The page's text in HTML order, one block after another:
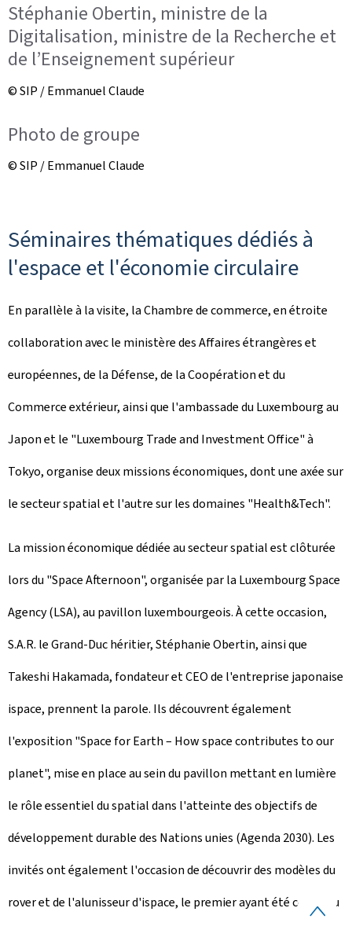
Stéphanie Obertin, ministre de la
Digitalisation, ministre de la Recherche et
de l’Enseignement supérieur
© SIP / Emmanuel Claude
Photo de groupe
© SIP / Emmanuel Claude
Séminaires thématiques dédiés à
l'espace et l'économie circulaire
En parallèle à la visite, la Chambre de commerce, en étroite
collaboration avec le ministère des Affaires étrangères et
européennes, de la Défense, de la Coopération et du
Commerce extérieur, ainsi que l'ambassade du Luxembourg au
Japon et le "Luxembourg Trade and Investment Office" à
Tokyo, organise deux missions économiques, dont une axée sur
le secteur spatial et l'autre sur les domaines "Health&Tech".
La mission économique dédiée au secteur spatial est clôturée
lors du "Space Afternoon", organisée par la Luxembourg Space
Agency (LSA), au pavillon luxembourgeois. À cette occasion,
S.A.R. le Grand-Duc héritier, Stéphanie Obertin, ainsi que
Takeshi Hakamada, fondateur et CEO de l'entreprise japonaise
ispace, prennent la parole. Ils découvrent également
l'exposition "Space for Earth – How space contributes to our
planet", mise en place au sein du pavillon mettant en lumière
le rôle essentiel du spatial dans l'atteinte des objectifs de
développement durable des Nations unies (Agenda 2030). Les
invités ont également l'occasion de découvrir des modèles du
rover et de l'alunisseur d'ispace, le premier ayant été conçu au